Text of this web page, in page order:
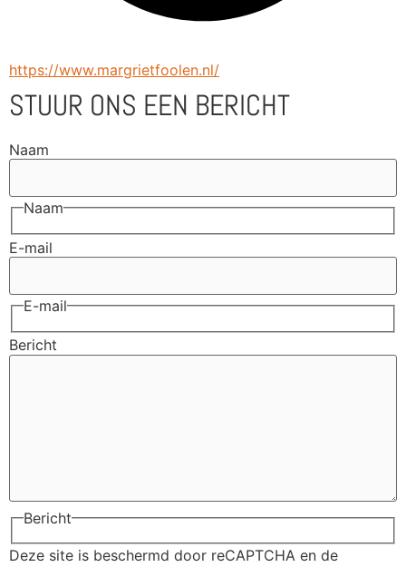
https://www.margrietfoolen.nl/
STUUR ONS EEN BERICHT
Naam
Naam
E-mail
E-mail
Bericht
Bericht
Deze site is beschermd door reCAPTCHA en de